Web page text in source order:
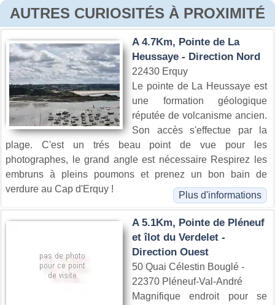
AUTRES CURIOSITÉS À PROXIMITÉ
A 4.7Km, Pointe de La
Heussaye - Direction Nord
22430 Erquy
Le pointe de La Heussaye est
une formation géologique
réputée de volcanisme ancien.
Son accès s'effectue par la
plage. C'est un trés beau point de vue pour les
photographes, le grand angle est nécessaire Respirez les
embruns à pleins poumons et prenez un bon bain de
verdure au Cap d'Erquy !
Plus d'informations
A 5.1Km, Pointe de Pléneuf
et îlot du Verdelet -
Direction Ouest
50 Quai Célestin Bouglé -
22370 Pléneuf-Val-André
Magnifique endroit pour se